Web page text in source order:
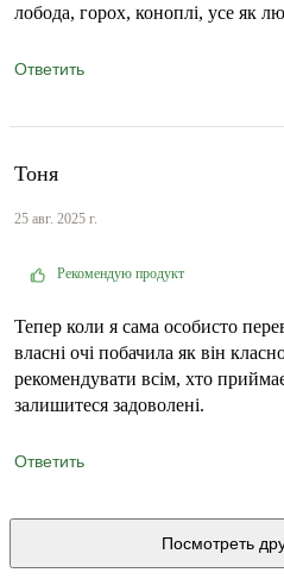
лобода, горох, коноплі, усе як
Ответить
Тоня
25 авг. 2025 г.
Рекомендую продукт
Тепер коли я сама особисто
власні очі побачила як він
рекомендувати всім, хто
залишитеся задоволені.
Ответить
Посмотреть